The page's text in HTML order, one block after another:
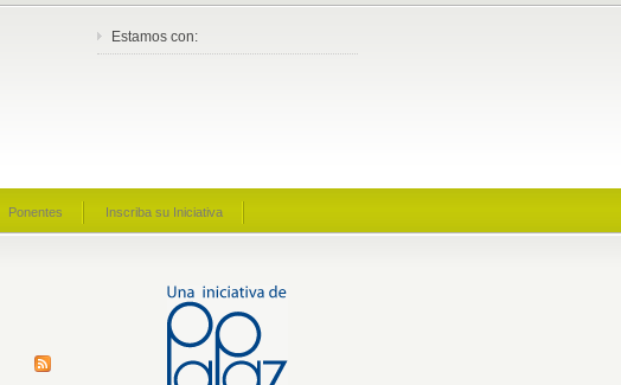
Estamos con:
Ponentes Inscriba su Iniciativa